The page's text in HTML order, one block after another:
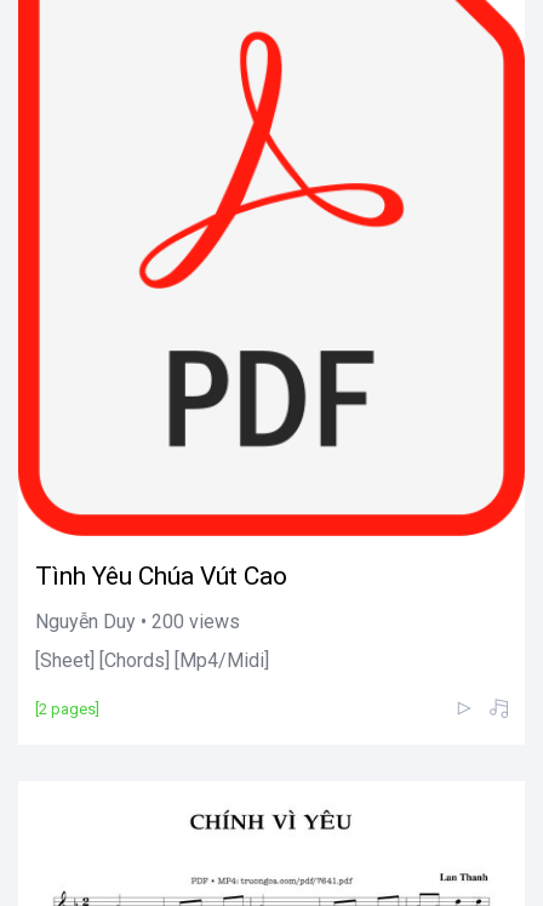
Tình Yêu Chúa Vút Cao
Nguyễn Duy • 200 views
[Sheet] [Chords] [Mp4/Midi]
[2 pages]